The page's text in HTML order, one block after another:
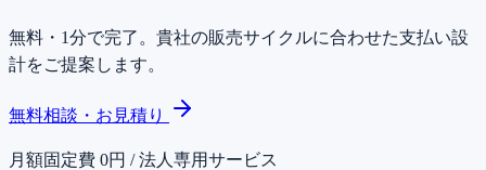
無料・1分で完了。貴社の販売サイクルに合わせた支払い設
計をご提案します。
無料相談・お見積り
月額固定費 0円 / 法人専用サービス